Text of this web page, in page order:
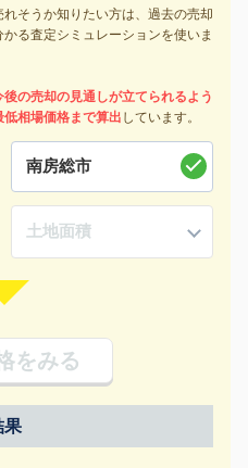
そうか知りたい方は、過去の売却
る査定シミュレーションを使いま
後の売却の見通しが立てられるよう
相場価格まで算出 しています。
をみる
果